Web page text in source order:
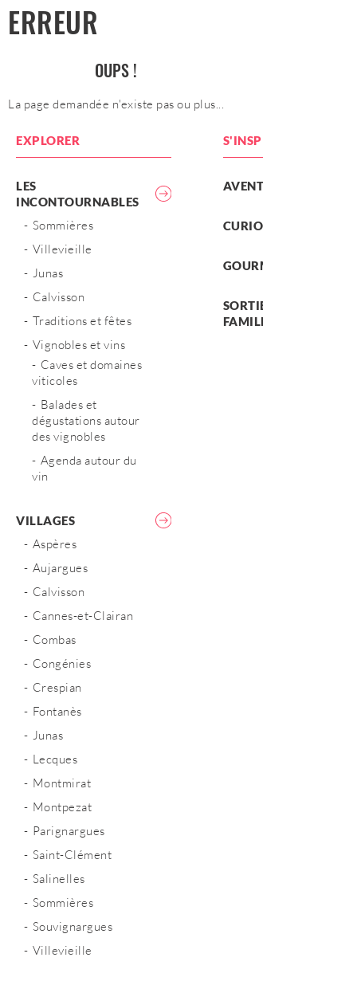
ERREUR
OUPS !
La page demandée n'existe pas ou plus...
EXPLORER
LES
INCONTOURNABLES
Sommières
Villevieille
Junas
Calvisson
Traditions et fêtes
Vignobles et vins
Caves et domaines
viticoles
Balades et
dégustations autour
des vignobles
Agenda autour du
vin
VILLAGES
Aspères
Aujargues
Calvisson
Cannes-et-Clairan
Combas
Congénies
Crespian
Fontanès
Junas
Lecques
Montmirat
Montpezat
Parignargues
Saint-Clément
Salinelles
Sommières
Souvignargues
Villevieille
S'INSPIRER
AVENTURES
CURIOSITÉS
GOURMANDISES
SORTIES EN
FAMILLE